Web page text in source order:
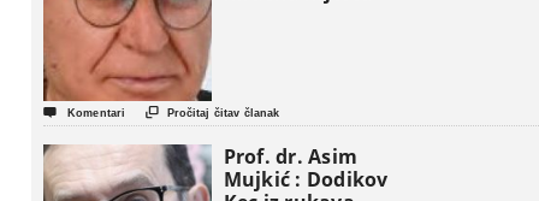
 Komentari  Pročitaj čitav članak
Prof. dr. Asim
Mujkić : Dodikov